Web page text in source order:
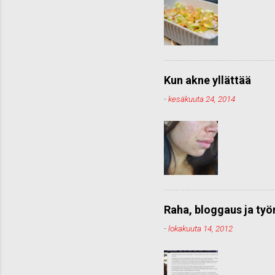
Kun akne yllättää
-kesäkuuta 24, 2014
Raha, bloggaus ja
-lokakuuta 14, 2012